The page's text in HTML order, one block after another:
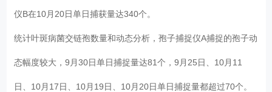
仪B在10月20日单日捕获量达340个。
统计叶斑病菌交链孢数量和动态分析，孢子捕捉仪A捕捉的孢子动
态幅度较大，9月30日单日捕捉量达81个，9月25日、10月11
日、10月17日、10月19日、10月20日单日捕捉量都超过70个。